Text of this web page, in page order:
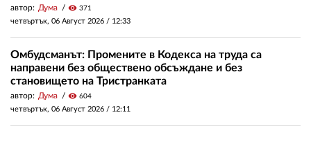
автор: Дума visibility 371
четвъртък, 06 Август 2026 / 12:33
Омбудсманът: Промените в Кодекса на труда са
направени без обществено обсъждане и без
становището на Тристранката
автор: Дума visibility 604
четвъртък, 06 Август 2026 / 12:11